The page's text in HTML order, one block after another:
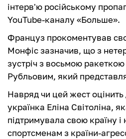
інтерв'ю російському
YouTube-каналу «Больше‎».
Француз прокоментував
Монфіс зазначив, що з
зустріч з восьмою ракеткою
Рубльовим, який
Навряд чи цей жест
українка Еліна Світоліна,
підтримувала свою країну і
спортсменам з країни-